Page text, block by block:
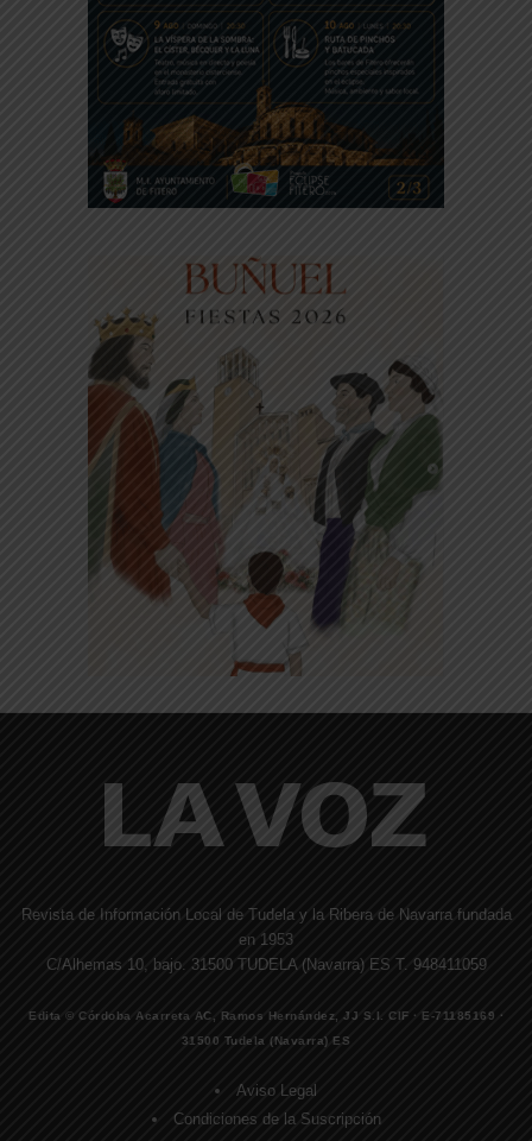
Revista de Información Local de Tudela y la Ribera de Navarra fundada
en 1953
C/Alhemas 10, bajo. 31500 TUDELA (Navarra) ES T. 948411059
Edita © Córdoba Acarreta AC, Ramos Hernández, JJ S.I. CIF · E-71185169 ·
31500 Tudela (Navarra) ES
Aviso Legal
Condiciones de la Suscripción